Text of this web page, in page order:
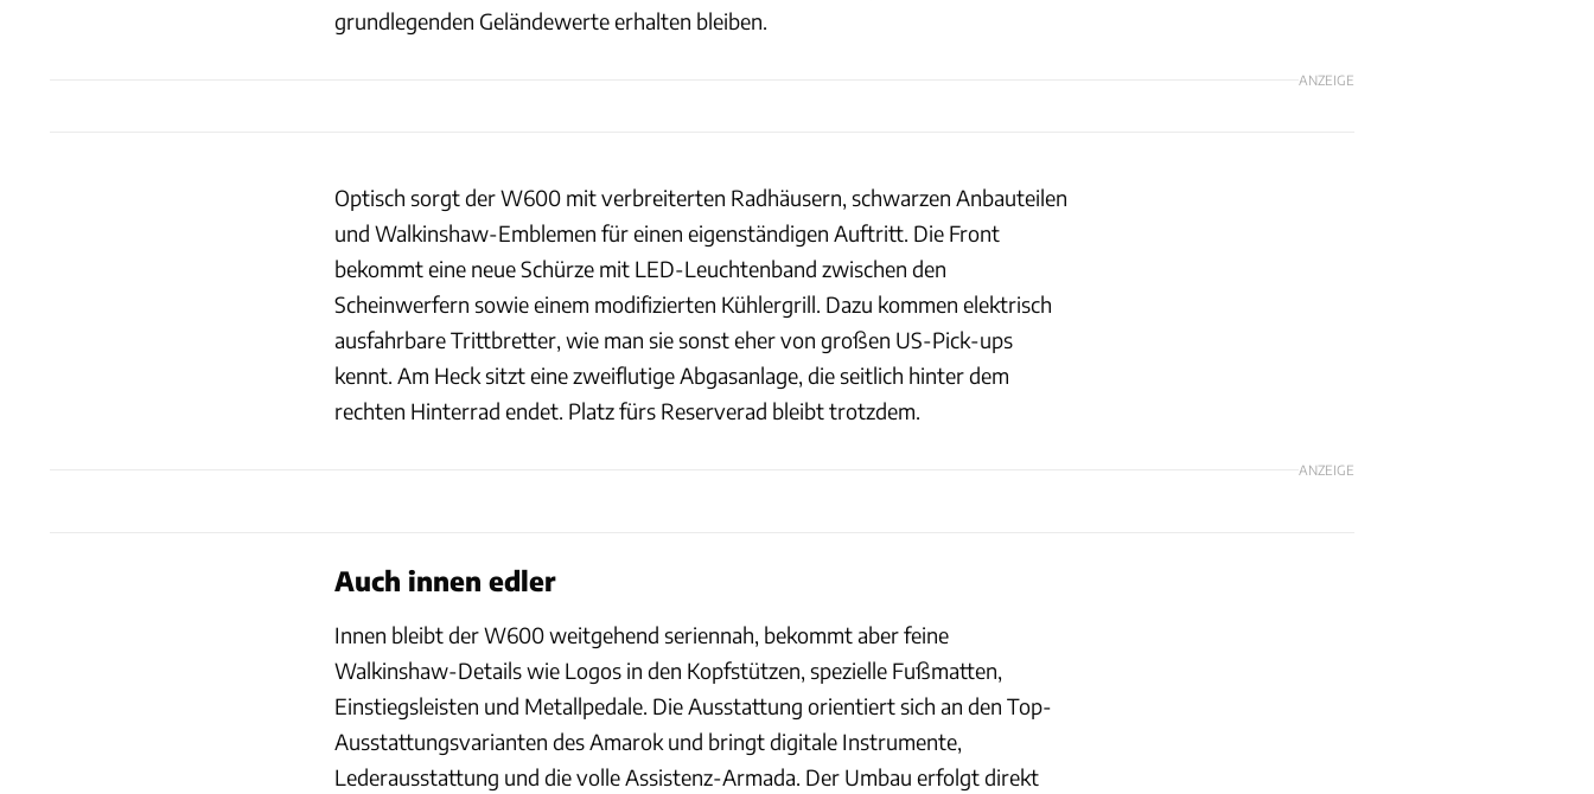
grundlegenden Geländewerte erhalten bleiben.
ANZEIGE
Optisch sorgt der W600 mit verbreiterten Radhäusern, schwarzen Anbauteilen
und Walkinshaw-Emblemen für einen eigenständigen Auftritt. Die Front
bekommt eine neue Schürze mit LED-Leuchtenband zwischen den
Scheinwerfern sowie einem modifizierten Kühlergrill. Dazu kommen elektrisch
ausfahrbare Trittbretter, wie man sie sonst eher von großen US-Pick-ups
kennt. Am Heck sitzt eine zweiflutige Abgasanlage, die seitlich hinter dem
rechten Hinterrad endet. Platz fürs Reserverad bleibt trotzdem.
ANZEIGE
Auch innen edler
Innen bleibt der W600 weitgehend seriennah, bekommt aber feine
Walkinshaw-Details wie Logos in den Kopfstützen, spezielle Fußmatten,
Einstiegsleisten und Metallpedale. Die Ausstattung orientiert sich an den Top-
Ausstattungsvarianten des Amarok und bringt digitale Instrumente,
Lederausstattung und die volle Assistenz-Armada. Der Umbau erfolgt direkt